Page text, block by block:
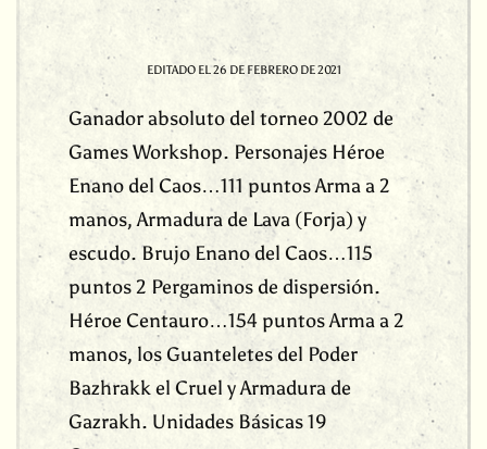
EDITADO EL26 DE FEBRERO DE 2021
Ganador absoluto del torneo 2002 de
Games Workshop. Personajes Héroe
Enano del Caos…111 puntos Arma a 2
manos, Armadura de Lava (Forja) y
escudo. Brujo Enano del Caos…115
puntos 2 Pergaminos de dispersión.
Héroe Centauro…154 puntos Arma a 2
manos, los Guanteletes del Poder
Bazhrakk el Cruel y Armadura de
Gazrakh. Unidades Básicas 19